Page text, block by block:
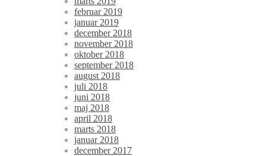
februar 2019
januar 2019
december 2018
november 2018
oktober 2018
september 2018
august 2018
juli 2018
juni 2018
maj 2018
april 2018
marts 2018
januar 2018
december 2017